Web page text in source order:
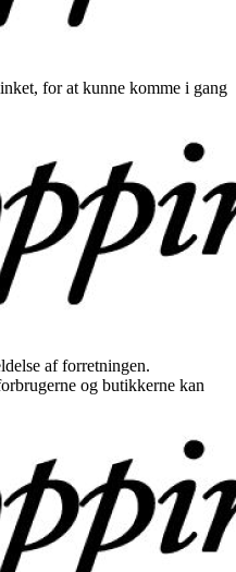
for at kunne komme i gang
af forretningen.
og butikkerne kan